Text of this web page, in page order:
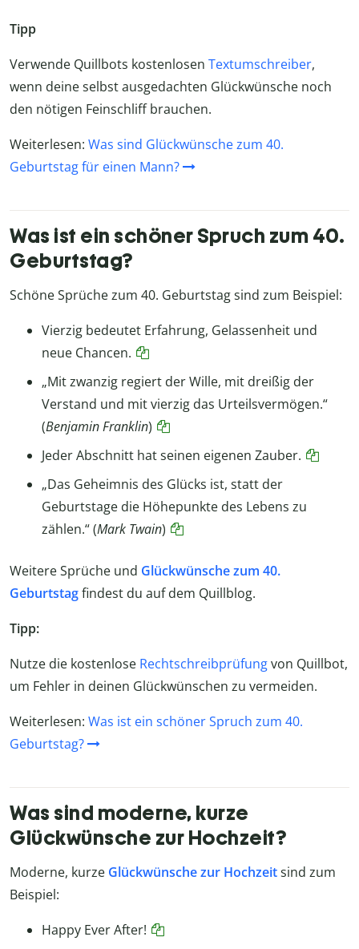
Tipp
Verwende Quillbots kostenlosen Textumschreiber,
wenn deine selbst ausgedachten Glückwünsche noch
den nötigen Feinschliff brauchen.
Weiterlesen: Was sind Glückwünsche zum 40.
Geburtstag für einen Mann?
Was ist ein schöner Spruch zum 40.
Geburtstag?
Schöne Sprüche zum 40. Geburtstag sind zum Beispiel:
Vierzig bedeutet Erfahrung, Gelassenheit und
neue Chancen.
„Mit zwanzig regiert der Wille, mit dreißig der
Verstand und mit vierzig das Urteilsvermögen.“
(Benjamin Franklin)
Jeder Abschnitt hat seinen eigenen Zauber.
„Das Geheimnis des Glücks ist, statt der
Geburtstage die Höhepunkte des Lebens zu
zählen.“ (Mark Twain)
Weitere Sprüche und Glückwünsche zum 40.
Geburtstagfindest du auf dem Quillblog.
Tipp:
Nutze die kostenlose Rechtschreibprüfungvon Quillbot,
um Fehler in deinen Glückwünschen zu vermeiden.
Weiterlesen: Was ist ein schöner Spruch zum 40.
Geburtstag?
Was sind moderne, kurze
Glückwünsche zur Hochzeit?
Moderne, kurze Glückwünsche zur Hochzeitsind zum
Beispiel:
Happy Ever After!